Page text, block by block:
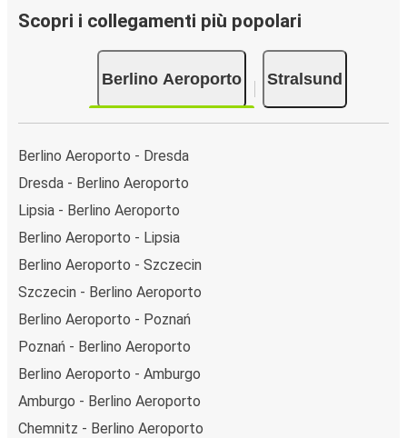
Scopri i collegamenti più popolari
Berlino Aeroporto Stralsund
Berlino Aeroporto - Dresda
Dresda - Berlino Aeroporto
Lipsia - Berlino Aeroporto
Berlino Aeroporto - Lipsia
Berlino Aeroporto - Szczecin
Szczecin - Berlino Aeroporto
Berlino Aeroporto - Poznań
Poznań - Berlino Aeroporto
Berlino Aeroporto - Amburgo
Amburgo - Berlino Aeroporto
Chemnitz - Berlino Aeroporto